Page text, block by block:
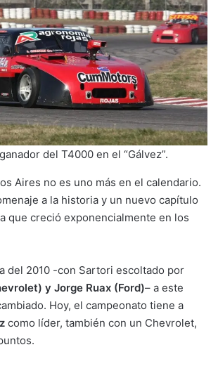
del T4000 en el “Gálvez”.
Aires no es uno más en el calendario.
a la historia y un nuevo capítulo
que creció exponencialmente en los
del 2010 -con Sartori escoltado por
y Jorge Ruax (Ford)– a este
Hoy, el campeonato tiene a
como líder, también con un Chevrolet,